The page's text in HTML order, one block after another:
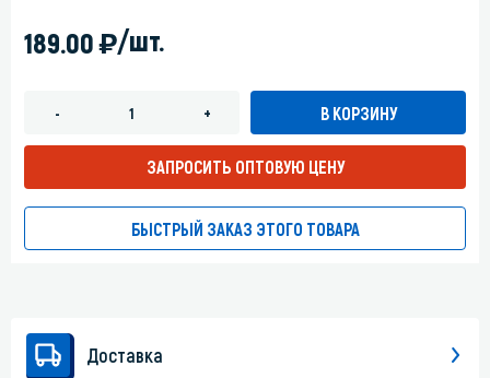
189.00)/шт.
- + В КОРЗИНУ
ЗАПРОСИТЬ ОПТОВУЮ ЦЕНУ
БЫСТРЫЙ ЗАКАЗ ЭТОГО ТОВАРА
Доставка